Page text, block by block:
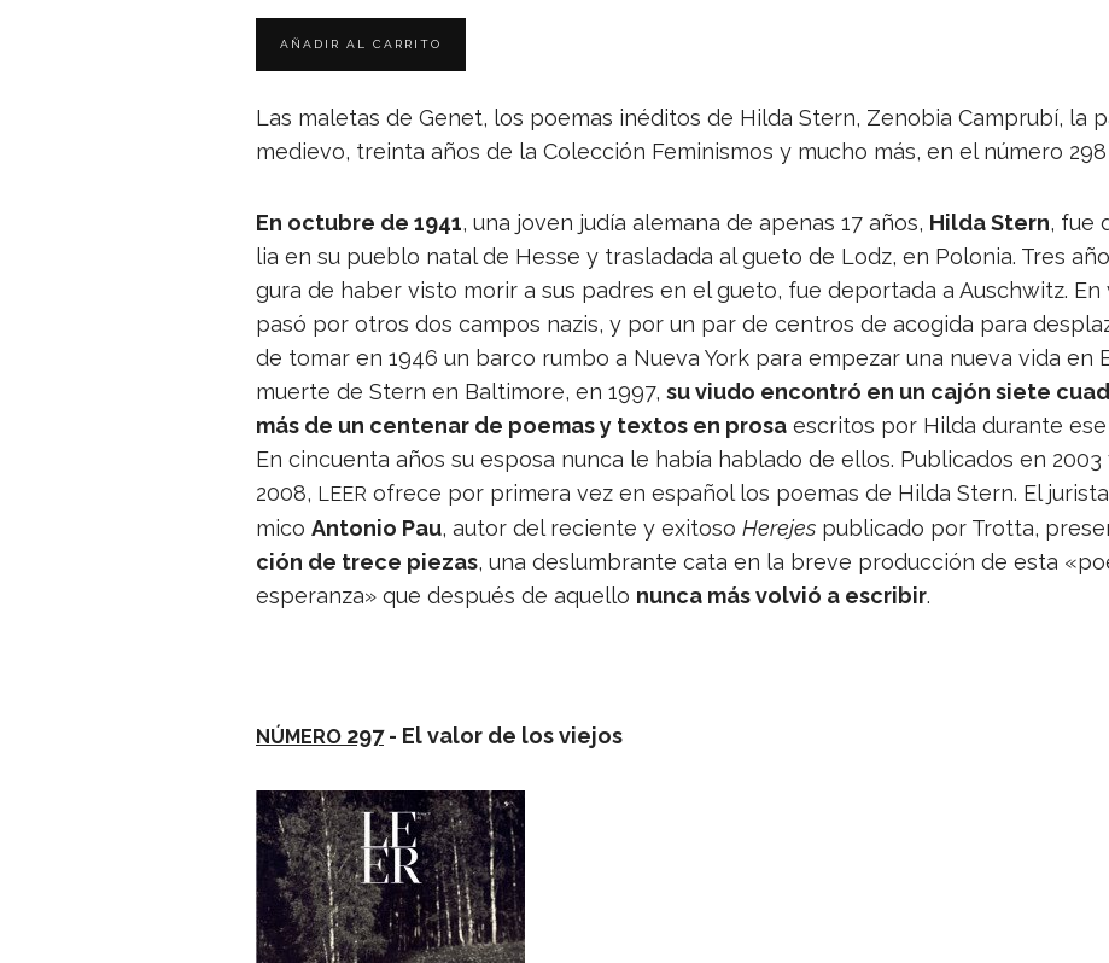
Las male­tas de Genet, los poe­mas iné­di­tos de Hilda Stern, Zeno­bia Cam­prubí, la
medievo, treinta años de la Colec­ción Femi­nis­mos y mucho más, en el número
En octu­bre de 1941, una joven judía ale­mana de ape­nas 17 años, Hilda Stern, fue
lia en su pue­blo natal de Hesse y tras­la­dada al gueto de Lodz, en Polo­nia. Tres
gura de haber visto morir a sus padres en el gueto, fue depor­tada a Aus­ch­witz.
pasó por otros dos cam­pos nazis, y por un par de cen­tros de aco­gida para
de tomar en 1946 un barco rumbo a Nueva York para empe­zar una nueva vida en
muerte de Stern en Bal­ti­more, en 1997, su viudo encon­tró en un cajón siete
más de un cen­te­nar de poe­mas y tex­tos en prosa escri­tos por Hilda durante
En cin­cuenta años su esposa nunca le había hablado de ellos. Publi­ca­dos en
2008, LEER ofrece por pri­mera vez en espa­ñol los poe­mas de Hilda Stern. El
mico Anto­nio Pau, autor del reciente y exi­toso Here­jes publi­cado por Trotta,
ción de trece pie­zas, una des­lum­brante cata en la breve pro­duc­ción de esta
espe­ranza» que des­pués de aque­llo nunca más vol­vió a escri­bir.
NÚMERO 297- El valor de los viejos